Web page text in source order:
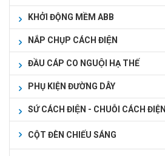
KHỞI ĐỘNG MỀM ABB
NẮP CHỤP CÁCH ĐIỆN
ĐẦU CÁP CO NGUỘI HẠ THẾ
PHỤ KIỆN ĐƯỜNG DÂY
SỨ CÁCH ĐIỆN - CHUỖI CÁCH ĐIỆN
CỘT ĐÈN CHIẾU SÁNG